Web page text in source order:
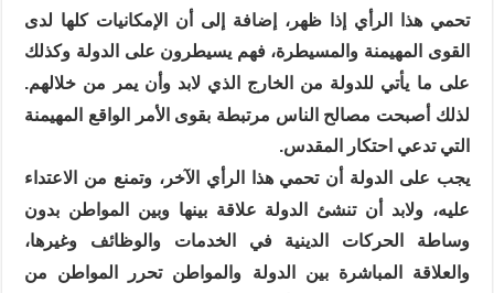
تحمي هذا الرأي إذا ظهر، إضافة إلى أن الإمكانيات كلها لدى
القوى المهيمنة والمسيطرة، فهم يسيطرون على الدولة وكذلك
على ما يأتي للدولة من الخارج الذي لابد وأن يمر من خلالهم.
لذلك أصبحت مصالح الناس مرتبطة بقوى الأمر الواقع المهيمنة
التي تدعي احتكار المقدس.
يجب على الدولة أن تحمي هذا الرأي الآخر، وتمنع من الاعتداء
عليه، ولابد أن تنشئ الدولة علاقة بينها وبين المواطن بدون
وساطة الحركات الدينية في الخدمات والوظائف وغيرها،
والعلاقة المباشرة بين الدولة والمواطن تحرر المواطن من